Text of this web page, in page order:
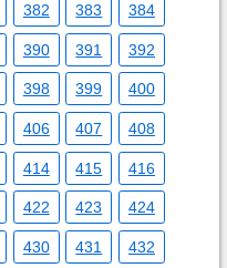
382 383 384
390 391 392
398 399 400
406 407 408
414 415 416
422 423 424
430 431 432